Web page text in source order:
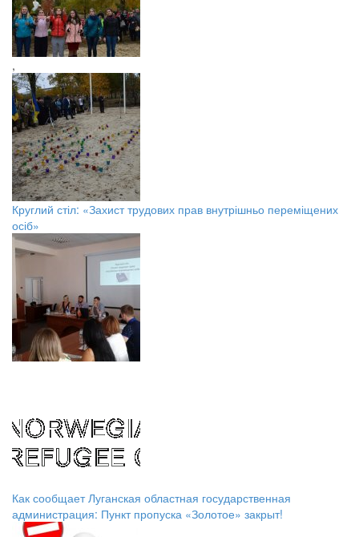
,
Круглий стіл: «Захист трудових прав внутрішньо переміщених
осіб»
Как сообщает Луганская областная государственная
администрация: Пункт пропуска «Золотое» закрыт!